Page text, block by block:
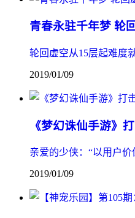
青春永驻千年梦 轮
轮回虚空从15层起难度
2019/01/09
《梦幻诛仙手游》
亲爱的少侠：“以用户
2019/01/09